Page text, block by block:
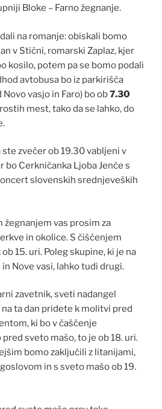
Bloke – Farno žegnanje.
na romanje: obiskali bomo
v Stični, romarski Zaplaz, kjer
kosilo, potem pa se bomo podali
avtobusa bo iz parkirišča
vasjo in Faro) bo ob7.30
mest, tako da se lahko, do
zvečer ob 19.30 vabljeni v
bo Cerkničanka Ljoba Jenče s
slovenskih srednjeveških
žegnanjem vas prosim za
in okolice. S čiščenjem
15. uri. Poleg skupine, ki je na
Nove vasi, lahko tudi drugi.
zavetnik, sveti nadangel
na ta dan pridete k molitvi pred
ki bo v čaščenje
sveto mašo, to je ob 18. uri.
bomo zaključili z litanijami,
in s sveto mašo ob 19.